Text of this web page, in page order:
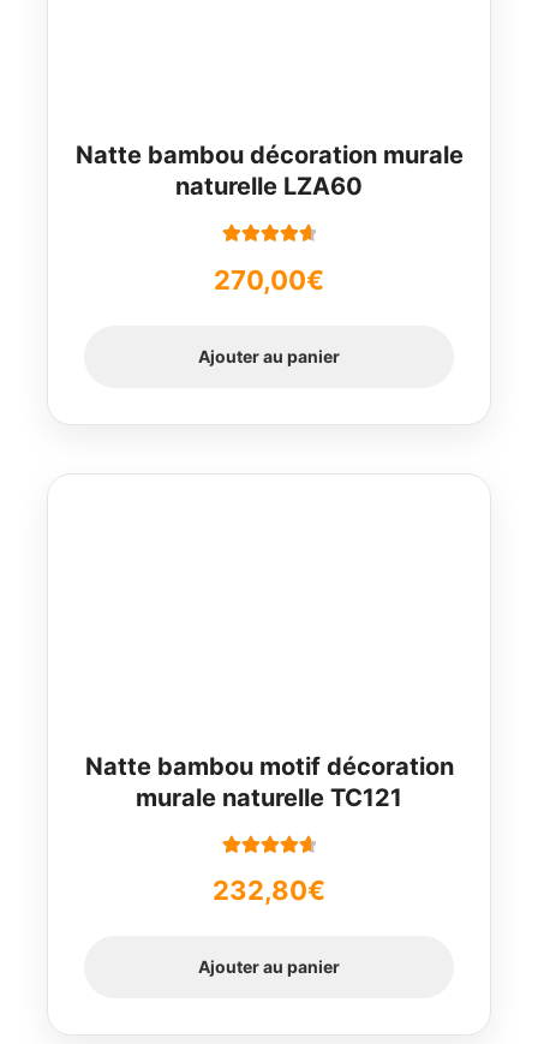
Natte bambou décoration murale
naturelle LZA60
sur 5
270,00€
Ajouter au panier
Natte bambou motif décoration
murale naturelle TC121
sur 5
232,80€
Ajouter au panier